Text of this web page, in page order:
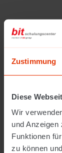
Zustimmung
Diese
Wir
und Anzeigen
Funktionen
zu können
und Schule *
Hartberg:
21.04.2026
Uhr (online)